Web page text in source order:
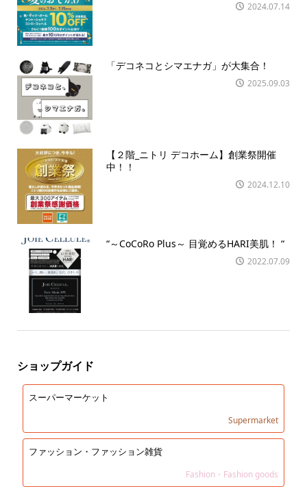
2024.07.14
「デコネコとシマエナガ」が大集合！
2025.09.03
【２階_ニトリ デコホーム】創業祭開催
中！！
2024.12.10
“～CoCoRo Plus～ 目覚めるHARI美肌！ “
2022.07.09
ショップガイド
スーパーマーケット
Supermarket
ファッション・ファッション雑貨
Fashion・Fashion goods